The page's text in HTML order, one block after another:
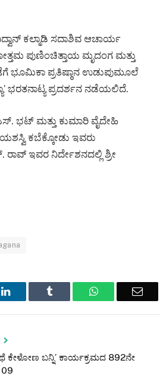
ಕಲ್ಮಾಡಿ ಸದಾಶಿವ ಆಚಾರ್ಯ
ಪುಣಿಂಚಿತ್ತಾಯ ಮೃದಂಗ ಮತ್ತು
ಭೂಮಿಕಾ ಪ್ರತಿಷ್ಠಾನ ಉಡುಪುಮೂಲೆ
ಭರತನಾಟ್ಯ ಪ್ರದರ್ಶನ ನಡೆಯಲಿದೆ.
ಭಟ್ ಮತ್ತು ಕುಮಾರಿ ವೈದೇಹಿ
ಕಬೆಕ್ಕೋಡು ಇವರು
ರಾವ್ ಇವರ ನಿರ್ದೇಶನದಲ್ಲಿ ಶ್ರೀ
LinkedIn Tumblr WhatsAppEmail
ಕೇಳೋಣ ಬನ್ನಿ’ ಕಾರ್ಯಕ್ರಮದ 892ನೇ